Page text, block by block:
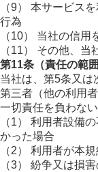
（9） 本サービス
行為
（10） 当社の信
（11） その他、
第11条（責任の範囲
当社は、第5条又は
第三者（他の利用
一切責任を負わな
（1） 利用者設備
かった場合
（2） 利用者が本
（3） 紛争又は損